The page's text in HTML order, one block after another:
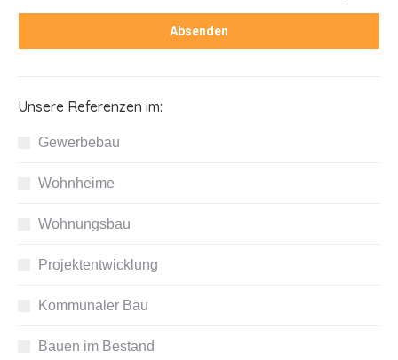
Unsere Referenzen im:
Gewerbebau
Wohnheime
Wohnungsbau
Projektentwicklung
Kommunaler Bau
Bauen im Bestand